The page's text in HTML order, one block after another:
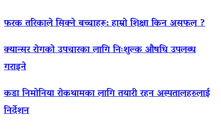
फरक तरिकाले सिक्ने बच्चाहरू: हाम्रो शिक्षा किन असफल ?
क्यान्सर रोगको उपचारका लागि निःशुल्क औषधि उपलब्ध
गराइने
कडा निमोनिया रोकथामका लागि तयारी रहन अस्पतालहरुलाई
निर्देशन